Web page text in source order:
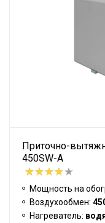
Приточно-
450SW-A
Мощность на
Воздухообмен:
Нагреватель: